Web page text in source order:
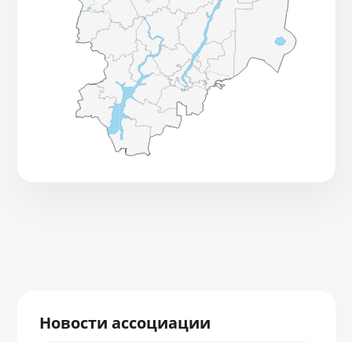
Новости ассоциации